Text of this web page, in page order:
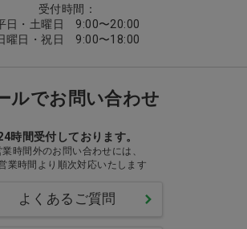
受付時間：
日・土曜日 9:00〜20:00
曜日・祝日 9:00〜18:00
ルでお問い合わせ
時間受付しております。
業時間外のお問い合わせには、
業時間より順次対応いたします
よくあるご質問